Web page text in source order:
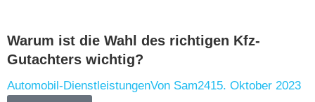
Warum ist die Wahl des richtigen Kfz-
Gutachters wichtig?
Automobil-DienstleistungenVon Sam2415. Oktober 2023